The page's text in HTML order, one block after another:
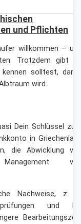
und Pflichten
willkommen –
Trotzdem gibt
kennen solltest,
wird.
Dein Schlüssel
in
die Abwicklung
Nachweise, z.
und